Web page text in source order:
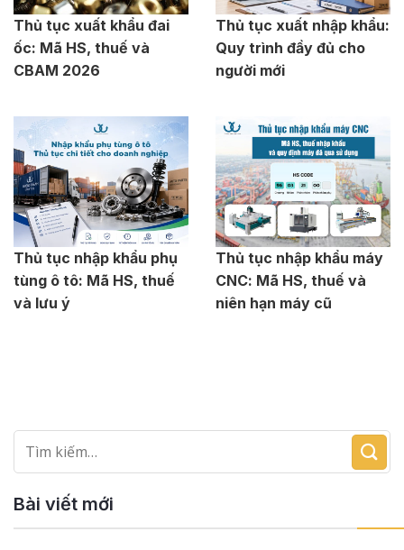
Thủ tục xuất khẩu đai
ốc: Mã HS, thuế và
CBAM 2026
Thủ tục xuất nhập khẩu:
Quy trình đầy đủ cho
người mới
Thủ tục nhập khẩu phụ
tùng ô tô: Mã HS, thuế
và lưu ý
Thủ tục nhập khẩu máy
CNC: Mã HS, thuế và
niên hạn máy cũ
Bài viết mới